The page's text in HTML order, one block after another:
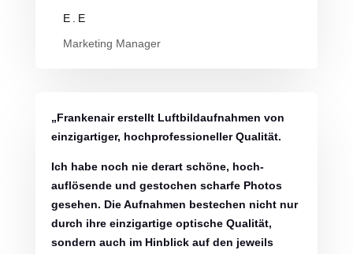
E.E
Marketing Manager
„Frankenair erstellt Luftbildaufnahmen von
einzigartiger, hochprofessioneller Qualität.
Ich habe noch nie derart schöne, hoch-
auflösende und gestochen scharfe Photos
gesehen. Die Aufnahmen bestechen nicht nur
durch ihre einzigartige optische Qualität,
sondern auch im Hinblick auf den jeweils